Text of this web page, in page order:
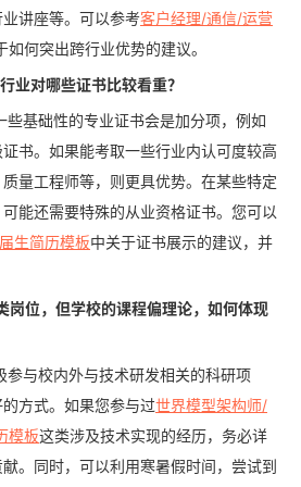
讲座等。可以参考客户经理/通信/运营
如何突出跨行业优势的建议。
业对哪些证书比较看重？
些基础性的专业证书会是加分项，例如
书。如果能考取一些行业内认可度较高
量工程师等，则更具优势。在某些特定
能还需要特殊的从业资格证书。您可以
生简历模板中关于证书展示的建议，并
岗位，但学校的课程偏理论，如何体现
参与校内外与技术研发相关的科研项
方式。如果您参与过世界模型架构师/
模板这类涉及技术实现的经历，务必详
。同时，可以利用寒暑假时间，尝试到